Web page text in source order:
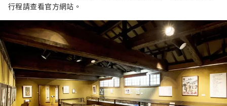
行程請查看官方網站。